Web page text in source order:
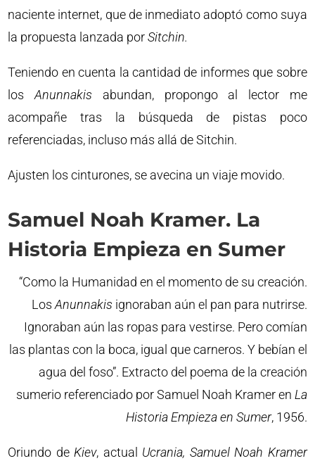
naciente internet, que de inmediato adoptó como suya
la propuesta lanzada porSitchin.
Teniendo en cuenta la cantidad de informes que sobre
los Anunnakis abundan, propongo al lector me
acompañe tras la búsqueda de pistas poco
referenciadas, incluso más allá de Sitchin.
Ajusten los cinturones, se avecina un viaje movido.
Samuel Noah Kramer. La
Historia Empieza en Sumer
“Como la Humanidad en el momento de su creación.
Los Anunnakis ignoraban aún el pan para nutrirse.
Ignoraban aún las ropas para vestirse. Pero comían
las plantas con la boca, igual que carneros. Y bebían el
agua del foso”. Extracto del poema de la creación
sumerio referenciado por Samuel Noah Kramer en La
Historia Empieza en Sumer, 1956.
Oriundo de Kiev, actual Ucrania, Samuel Noah Kramer